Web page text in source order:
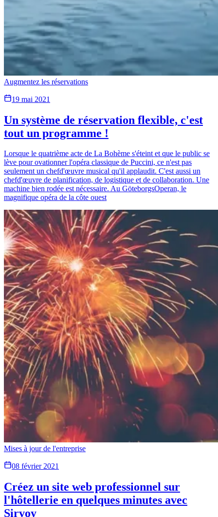
Augmentez les réservations
19 mai 2021
Un système de réservation flexible, c'est
tout un programme !
Lorsque le quatrième acte de La Bohème s'éteint et que le public se
lève pour ovationner l'opéra classique de Puccini, ce n'est pas
seulement un chefd'œuvre musical qu'il applaudit. C'est aussi un
chefd'œuvre de planification, de logistique et de collaboration. Une
machine bien rodée est nécessaire. Au GöteborgsOperan, le
magnifique opéra de la côte ouest
Mises à jour de l'entreprise
08 février 2021
Créez un site web professionnel sur
l'hôtellerie en quelques minutes avec
Sirvoy